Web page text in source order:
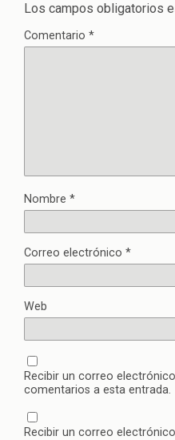
Los campos obligatorios
Comentario *
Nombre *
Correo electrónico *
Web
Recibir un correo
comentarios a esta entrada.
Recibir un correo